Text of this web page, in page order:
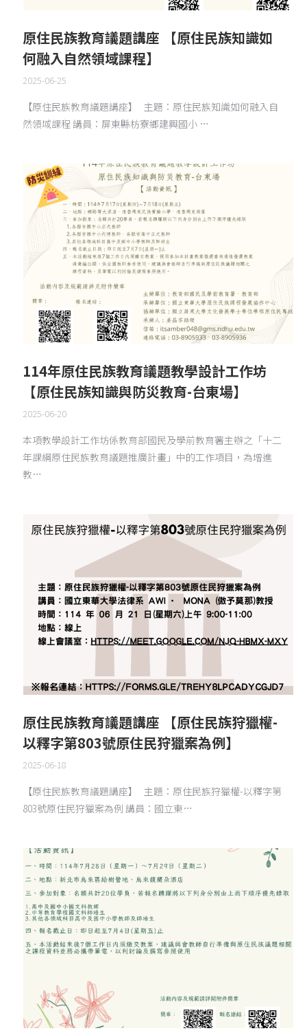
原住民族教育議題講座 【原住民族知識如
何融入自然領域課程】
2025-06-25
【原住民族教育議題講座】 主題：原住民族知識如何融入自
然領域課程 講員：屏東縣枋寮鄉建興國小 …
114年原住民族教育議題教學設計工作坊
【原住民族知識與防災教育-台東場】
2025-06-20
本項教學設計工作坊係教育部國民及學前教育署主辦之「十二
年課綱原住民族教育議題推廣計畫」中的工作項目，為增進
教…
原住民族教育議題講座 【原住民族狩獵權-
以釋字第803號原住民狩獵案為例】
2025-06-18
【原住民族教育議題講座】 主題：原住民族狩獵權-以釋字第
803號原住民狩獵案為例 講員：國立東…